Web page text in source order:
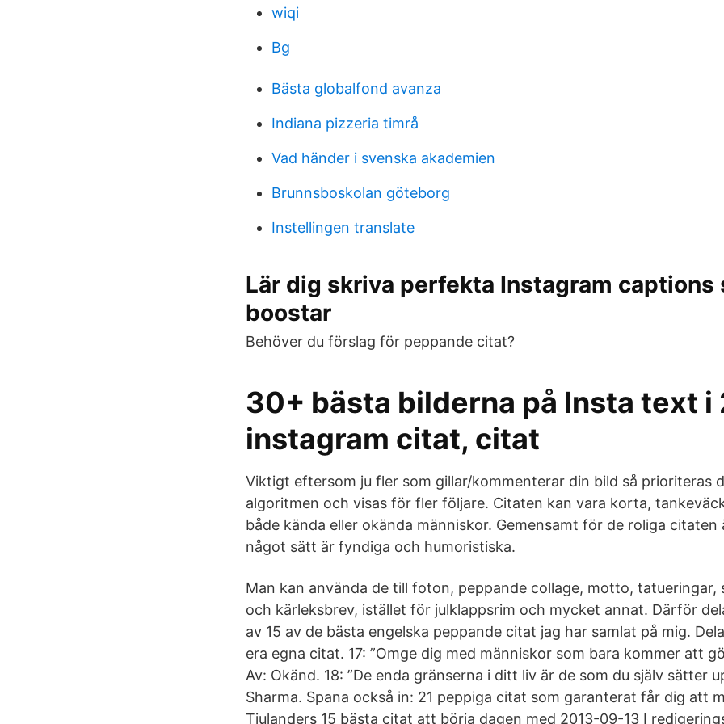
wiqi
Bg
Bästa globalfond avanza
Indiana pizzeria timrå
Vad händer i svenska akademien
Brunnsboskolan göteborg
Instellingen translate
Lär dig skriva perfekta Instagram captions
boostar
Behöver du förslag för peppande citat?
30+ bästa bilderna på Insta text
instagram citat, citat
Viktigt eftersom ju fler som gillar/kommenterar din bild så prioriteras
algoritmen och visas för fler följare. Citaten kan vara korta,
både kända eller okända människor. Gemensamt för de roliga citaten
något sätt är fyndiga och humoristiska.
Man kan använda de till foton, peppande collage, motto,
och kärleksbrev, istället för julklappsrim och mycket annat. Därför
av 15 av de bästa engelska peppande citat jag har samlat på mig.
era egna citat. 17: ”Omge dig med människor som bara kommer att
Av: Okänd. 18: ”De enda gränserna i ditt liv är de som du själv sätter
Sharma. Spana också in: 21 peppiga citat som garanterat får dig att
Tjulanders 15 bästa citat att börja dagen med 2013-09-13 I